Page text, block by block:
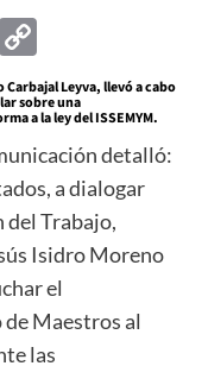
Copy
Link
Leyva, llevó a cabo
sobre una
a la ley del ISSEMYM.
detalló:
a dialogar
del Trabajo,
Isidro Moreno
el
Maestros al
las